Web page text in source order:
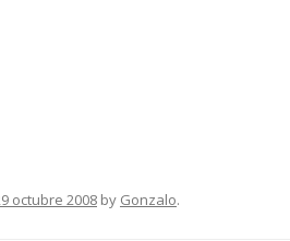
octubre 2008 by Gonzalo.